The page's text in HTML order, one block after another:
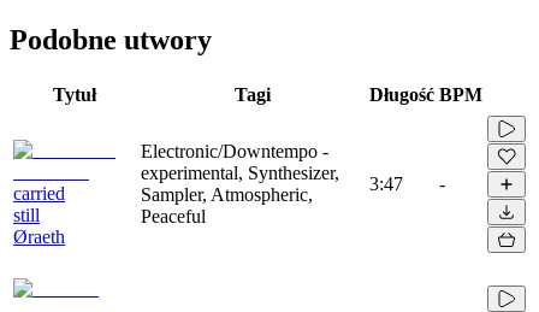
Podobne utwory
Tytuł Tagi Długość BPM
carried
still
Øraeth
Electronic/Downtempo -
experimental, Synthesizer,
Sampler, Atmospheric,
Peaceful
3:47 -